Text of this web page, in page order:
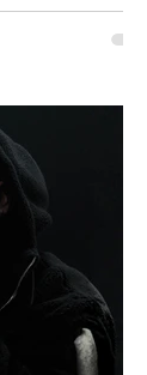
mantienen
a
más
Chile todavía
en su
global EF